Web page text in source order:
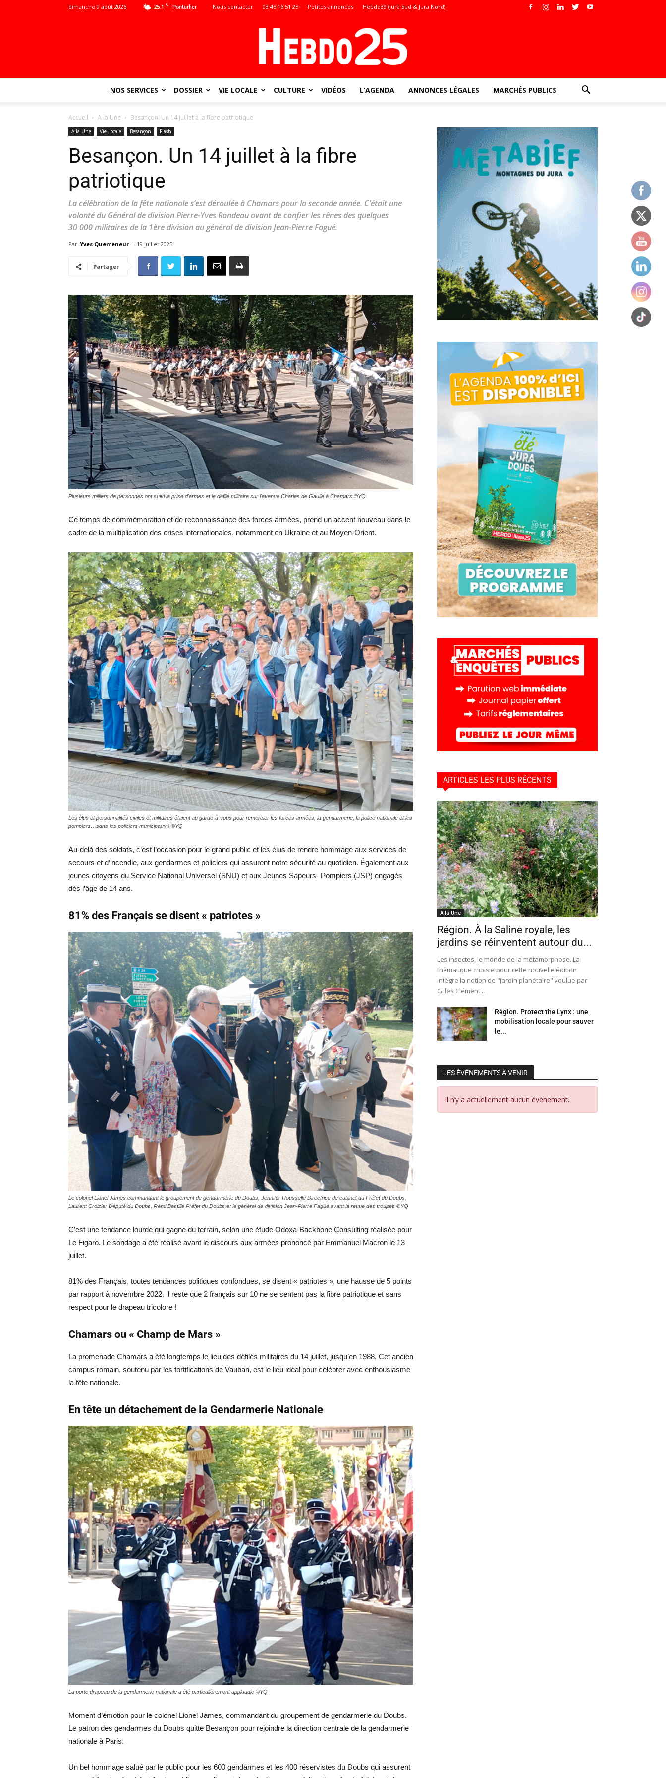
25.1 C Pontarlier
dimanche 9 août 2026 Nous contacter 03 45 16 51 25 Petites annonces Hebdo39 (Jura Sud & Jura Nord)
:
toute
locale
–
Hebdo25
NOS SERVICES DOSSIER VIE LOCALE CULTURE VIDÉOS L’AGENDA ANNONCES LÉGALES MARCHÉS PUBLICS
Accueil A la Une Besançon. Un 14 juillet à la fibre patriotique
A la Une Vie Locale Besançon Flash
Besançon. Un 14 juillet à la fibre
patriotique
La célébration de la fête nationale s’est déroulée à Chamars pour la seconde année. C’était une
volonté du Général de division Pierre-Yves Rondeau avant de confier les rênes des quelques
30 000 militaires de la 1ère division au général de division Jean-Pierre Fagué.
Par Yves Quemeneur - 19 juillet 2025
Partager
Plusieurs milliers de personnes ont suivi la prise d'armes et le défilé militaire sur l'avenue Charles de Gaulle à Chamars ©YQ
Ce temps de commémoration et de reconnaissance des forces armées, prend un accent nouveau dans le
cadre de la multiplication des crises internationales, notamment en Ukraine et au Moyen-Orient.
Les élus et personnalités civiles et militaires étaient au garde-à-vous pour remercier les forces armées, la gendarmerie, la police nationale et les
pompiers…sans les policiers municipaux ! ©YQ
Au-delà des soldats, c’est l’occasion pour le grand public et les élus de rendre hommage aux services de
secours et d’incendie, aux gendarmes et policiers qui assurent notre sécurité au quotidien. Également aux
jeunes citoyens du Service National Universel (SNU) et aux Jeunes Sapeurs- Pompiers (JSP) engagés
dès l’âge de 14 ans.
81% des Français se disent « patriotes »
Le colonel Lionel James commandant le groupement de gendarmerie du Doubs, Jennifer Rousselle Directrice de cabinet du Préfet du Doubs,
Laurent Croizier Député du Doubs, Rémi Bastille Préfet du Doubs et le général de division Jean-Pierre Fagué avant la revue des troupes ©YQ
C’est une tendance lourde qui gagne du terrain, selon une étude Odoxa-Backbone Consulting réalisée pour
Le Figaro. Le sondage a été réalisé avant le discours aux armées prononcé par Emmanuel Macron le 13
juillet.
81% des Français, toutes tendances politiques confondues, se disent « patriotes », une hausse de 5 points
par rapport à novembre 2022. Il reste que 2 français sur 10 ne se sentent pas la fibre patriotique et sans
respect pour le drapeau tricolore !
Chamars ou « Champ de Mars »
La promenade Chamars a été longtemps le lieu des défilés militaires du 14 juillet, jusqu’en 1988. Cet ancien
campus romain, soutenu par les fortifications de Vauban, est le lieu idéal pour célébrer avec enthousiasme
la fête nationale.
En tête un détachement de la Gendarmerie Nationale
La porte drapeau de la gendarmerie nationale a été particulièrement applaudie ©YQ
Moment d’émotion pour le colonel Lionel James, commandant du groupement de gendarmerie du Doubs.
Le patron des gendarmes du Doubs quitte Besançon pour rejoindre la direction centrale de la gendarmerie
nationale à Paris.
Un bel hommage salué par le public pour les 600 gendarmes et les 400 réservistes du Doubs qui assurent
ARTICLES LES PLUS RÉCENTS
A la Une
Région. À la Saline royale, les
jardins se réinventent autour du...
Les insectes, le monde de la métamorphose. La
thématique choisie pour cette nouvelle édition
intègre la notion de "jardin planétaire" voulue par
Gilles Clément...
Région. Protect the Lynx : une
mobilisation locale pour sauver
le...
LES ÉVÉNEMENTS À VENIR
Il n’y a actuellement aucun évènement.